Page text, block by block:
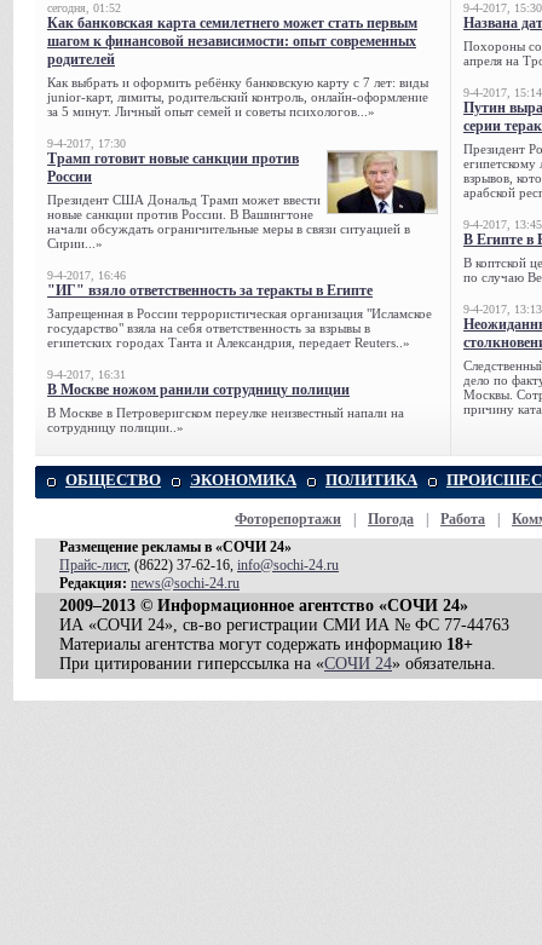
сегодня, 01:52
Как банковская карта семилетнего может стать первым
шагом к финансовой независимости: опыт современных
родителей
Как выбрать и оформить ребёнку банковскую карту с 7 лет: виды
junior-карт, лимиты, родительский контроль, онлайн-оформление
за 5 минут. Личный опыт семей и советы психологов...»
9-4-2017, 17:30
Трамп готовит новые санкции против
России
Президент США Дональд Трамп может ввести
новые санкции против России. В Вашингтоне
начали обсуждать ограничительные меры в связи ситуацией в
Сирии...»
9-4-2017, 16:46
"ИГ" взяло ответственность за теракты в Египте
Запрещенная в России террористическая организация "Исламское
государство" взяла на себя ответственность за взрывы в
египетских городах Танта и Александрия, передает Reuters..»
9-4-2017, 16:31
В Москве ножом ранили сотрудницу полиции
В Москве в Петроверигском переулке неизвестный напали на
сотрудницу полиции..»
9-4-2017, 15:30
Названа
Похороны
апреля на
9-4-2017, 15:14
Путин
серии
Президент
египетскому
взрывов,
арабской
9-4-2017, 13:45
В Египте в
В коптской
по случаю
9-4-2017, 13:13
дело по
Москвы.
причину
ОБЩЕСТВО ЭКОНОМИКА ПОЛИТИКА
Фоторепортажи Погода Работа
Размещение рекламы в «СОЧИ 24»
Прайс-лист, (8622) 37-62-16, info@sochi-24.ru
Редакция: news@sochi-24.ru
2009–2013 © Информационное агентство «СОЧИ 24»
ИА «СОЧИ 24», св-во регистрации СМИ ИА № ФС 77-44763
Материалы агентства могут содержать информацию 18+
При цитировании гиперссылка на «СОЧИ 24» обязательна.